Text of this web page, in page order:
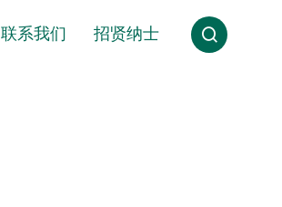
联系我们 招贤纳士